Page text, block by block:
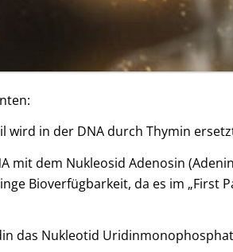
in der DNA durch Thymin
dem Nukleosid Adenosin
Bioverfügbarkeit, da es im „First
das Nukleotid